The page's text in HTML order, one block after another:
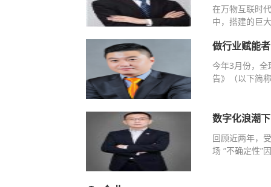
在万物互联时
中，搭建的巨
做行业赋能
今年3月份，
告》（以下简
数字化浪潮
回顾近两年，
场 “不确定性”